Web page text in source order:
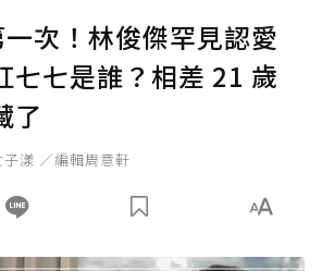
次！林俊傑罕見認愛
七七是誰？相差 21 歲
了
子漾 ／編輯周意軒